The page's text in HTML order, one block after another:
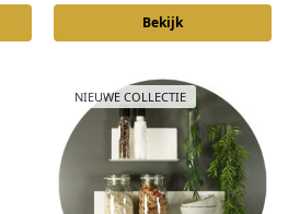
Bekijk
NIEUWE COLLECTIE